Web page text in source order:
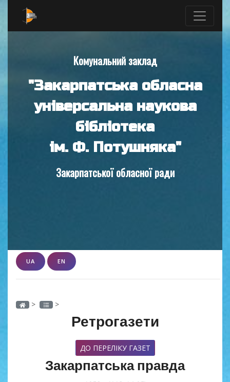
Комунальний заклад
"Закарпатська обласна
універсальна наукова
бібліотека
ім. Ф. Потушняка"
Закарпатської обласної ради
UA EN
> >
Ретрогазети
ДО ПЕРЕЛІКУ ГАЗЕТ
Закарпатська правда